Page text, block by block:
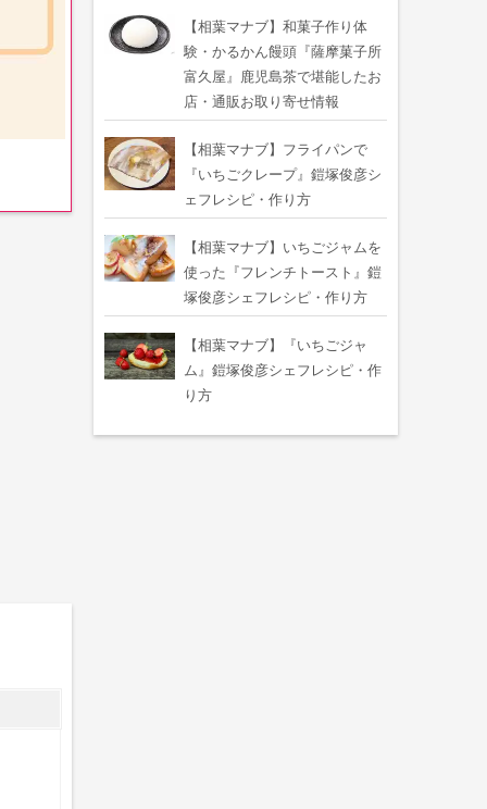
【相葉マナブ】和菓子作り体
験・かるかん饅頭『薩摩菓子所
富久屋』鹿児島茶で堪能したお
店・通販お取り寄せ情報
【相葉マナブ】フライパンで
『いちごクレープ』鎧塚俊彦シ
ェフレシピ・作り方
【相葉マナブ】いちごジャムを
使った『フレンチトースト』鎧
塚俊彦シェフレシピ・作り方
【相葉マナブ】『いちごジャ
ム』鎧塚俊彦シェフレシピ・作
り方